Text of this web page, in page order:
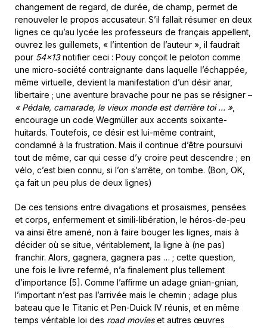
changement de regard, de durée, de champ, permet de
renouveler le propos accusateur. S’il fallait résumer en deux
lignes ce qu’au lycée les professeurs de français appellent,
ouvrez les guillemets, « l’intention de l’auteur », il faudrait
pour 54×13notifier ceci : Pouy conçoit le peloton comme
une micro-société contraignante dans laquelle l’échappée,
même virtuelle, devient la manifestation d’un désir anar,
libertaire ; une aventure bravache pour ne pas se résigner –
« Pédale, camarade, le vieux monde est derrière toi … »,
encourage un code Wegmüller aux accents soixante-
huitards. Toutefois, ce désir est lui-même contraint,
condamné à la frustration. Mais il continue d’être poursuivi
tout de même, car qui cesse d’y croire peut descendre ; en
vélo, c’est bien connu, si l’on s’arrête, on tombe. (Bon, OK,
ça fait un peu plus de deux lignes)
De ces tensions entre divagations et prosaïsmes, pensées
et corps, enfermement et simili-libération, le héros-de-peu
va ainsi être amené, non à faire bouger les lignes, mais à
décider où se situe, véritablement, la ligne à (ne pas)
franchir. Alors, gagnera, gagnera pas … ; cette question,
une fois le livre refermé, n’a finalement plus tellement
d’importance [5]. Comme l’affirme un adage gnian-gnian,
l’important n’est pas l’arrivée mais le chemin ; adage plus
bateau que le Titanic et Pen-Duick IV réunis, et en même
temps véritable loi des road movieset autres œuvres